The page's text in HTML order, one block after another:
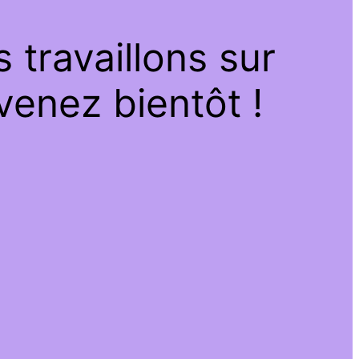
travaillons sur
bientôt !